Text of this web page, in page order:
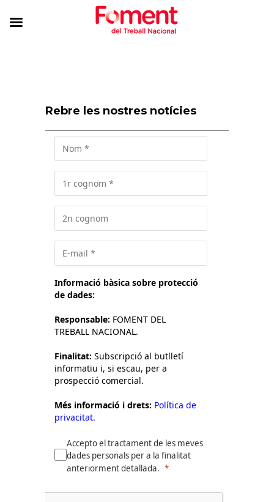
Rebre les nostres notícies
Informació bàsica sobre protecció
de dades:
Responsable: FOMENT DEL
TREBALL NACIONAL.
Finalitat: Subscripció al butlletí
informatiu i, si escau, per a
prospecció comercial.
Més informació i drets: Política de
privacitat.
Accepto el tractament de les meves
dades personals per a la finalitat
anteriorment detallada.